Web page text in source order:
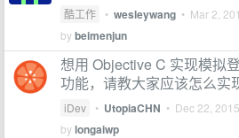
酷工作 • wesleywang • Mar 2,
bybeimenjun
想用 Objective C 实现模拟
功能，请教大家应该怎么实
iDev • UtopiaCHN • Dec 22, 2015
bylongaiwp